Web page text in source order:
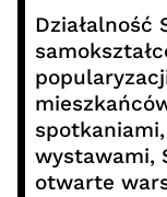
Działalność
wystawami,
otwarte